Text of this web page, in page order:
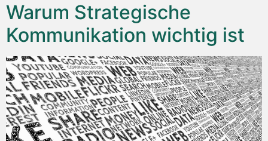
Warum Strategische
Kommunikation wichtig ist